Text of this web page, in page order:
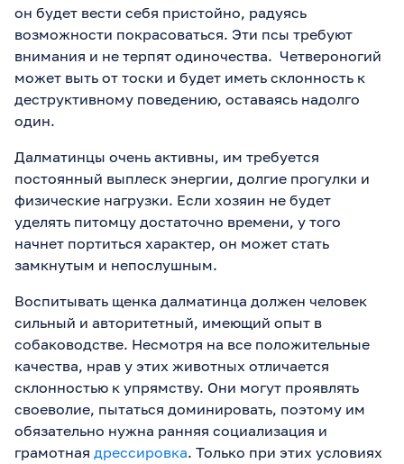
он будет вести себя пристойно, радуясь
возможности покрасоваться. Эти псы требуют
внимания и не терпят одиночества. Четвероногий
может выть от тоски и будет иметь склонность к
деструктивному поведению, оставаясь надолго
один.
Далматинцы очень активны, им требуется
постоянный выплеск энергии, долгие прогулки и
физические нагрузки. Если хозяин не будет
уделять питомцу достаточно времени, у того
начнет портиться характер, он может стать
замкнутым и непослушным.
Воспитывать щенка далматинца должен человек
сильный и авторитетный, имеющий опыт в
собаководстве. Несмотря на все положительные
качества, нрав у этих животных отличается
склонностью к упрямству. Они могут проявлять
своеволие, пытаться доминировать, поэтому им
обязательно нужна ранняя социализация и
грамотная дрессировка. Только при этих условиях